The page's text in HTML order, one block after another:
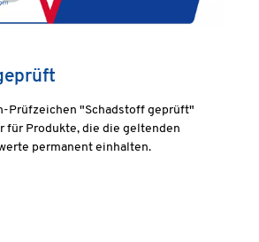
Prüfzeichen "Schadstoff geprüft"
für Produkte, die die geltenden
permanent einhalten.